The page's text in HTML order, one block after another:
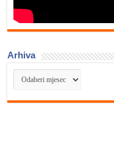
Arhiva
Arhiva